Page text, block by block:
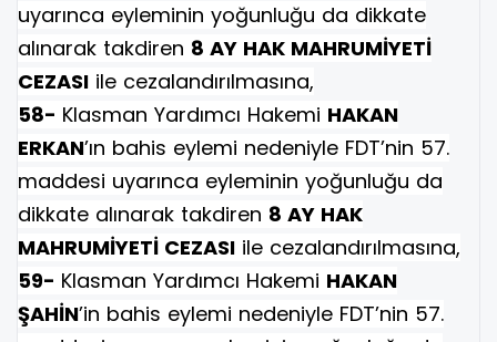
uyarınca eyleminin yoğunluğu da dikkate
alınarak takdiren 8 AY HAK MAHRUMİYETİ
CEZASI ile cezalandırılmasına,
58- Klasman Yardımcı Hakemi HAKAN
ERKAN’ın bahis eylemi nedeniyle FDT’nin 57.
maddesi uyarınca eyleminin yoğunluğu da
dikkate alınarak takdiren 8 AY HAK
MAHRUMİYETİ CEZASI ile cezalandırılmasına,
59- Klasman Yardımcı Hakemi HAKAN
ŞAHİN’in bahis eylemi nedeniyle FDT’nin 57.